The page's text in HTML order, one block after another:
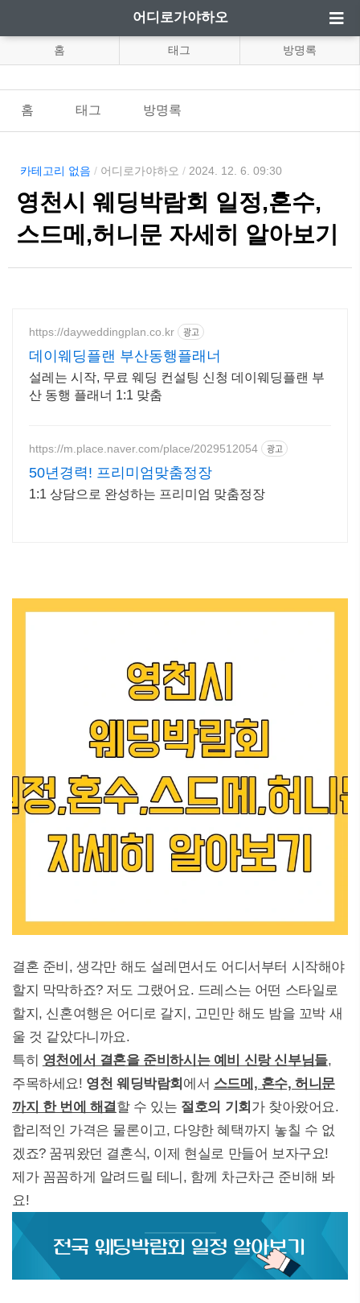
어디로가야하오
홈 태그 방명록
홈 태그 방명록
카테고리 없음 / 어디로가야하오 / 2024. 12. 6. 09:30
영천시 웨딩박람회 일정,혼수,
스드메,허니문 자세히 알아보기
https://dayweddingplan.co.kr 광고
데이웨딩플랜 부산동행플래너
설레는 시작, 무료 웨딩 컨설팅 신청 데이웨딩플랜 부
산 동행 플래너 1:1 맞춤
https://m.place.naver.com/place/2029512054 광고
50년경력! 프리미엄맞춤정장
1:1 상담으로 완성하는 프리미엄 맞춤정장
결혼 준비, 생각만 해도 설레면서도 어디서부터 시작해야
할지 막막하죠? 저도 그랬어요. 드레스는 어떤 스타일로
할지, 신혼여행은 어디로 갈지, 고민만 해도 밤을 꼬박 새
울 것 같았다니까요.
특히 영천에서 결혼을 준비하시는 예비 신랑 신부님들,
주목하세요! 영천 웨딩박람회 에서 스드메, 혼수, 허니문
까지 한 번에 해결할 수 있는 절호의 기회 가 찾아왔어요.
합리적인 가격은 물론이고, 다양한 혜택까지 놓칠 수 없
겠죠? 꿈꿔왔던 결혼식, 이제 현실로 만들어 보자구요!
제가 꼼꼼하게 알려드릴 테니, 함께 차근차근 준비해 봐
요!